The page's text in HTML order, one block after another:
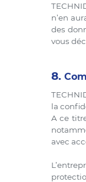
n’en
des
vous
8.
la
A ce
avec